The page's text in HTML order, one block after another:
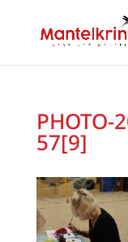
PHOTO-
57[9]